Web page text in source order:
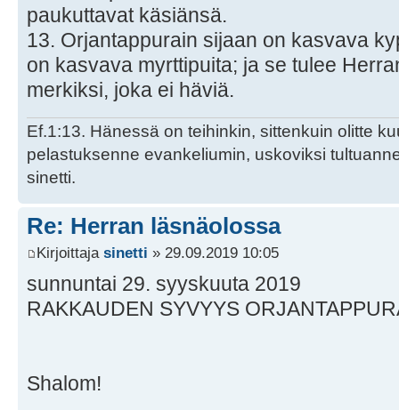
paukuttavat käsiänsä.
13. Orjantappurain sijaan on kasvava
on kasvava myrttipuita; ja se tulee
merkiksi, joka ei häviä.
Ef.1:13. Hänessä on teihinkin, sittenkuin olitte
pelastuksenne evankeliumin, uskoviksi
sinetti.
Re: Herran läsnäolossa
Kirjoittaja sinetti » 29.09.2019 10:05
sunnuntai 29. syyskuuta 2019
RAKKAUDEN SYVYYS
Shalom!